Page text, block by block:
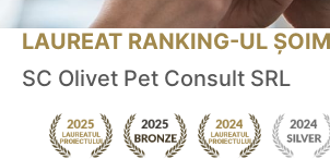
LAUREAT RANKING-UL
SC Olivet Pet Consult SRL